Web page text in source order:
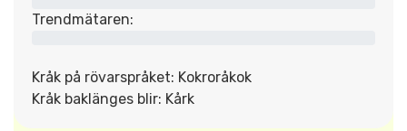
Trendmätaren:
Kråk på rövarspråket: Kokroråkok
Kråk baklänges blir: Kårk